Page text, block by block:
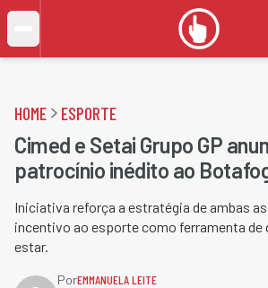
HOME ESPORTE
Cimed e Setai Grupo GP
patrocínio inédito ao
Iniciativa reforça a estratégia de ambas
incentivo ao esporte como ferramenta de
estar.
PorEMMANUELA LEITE